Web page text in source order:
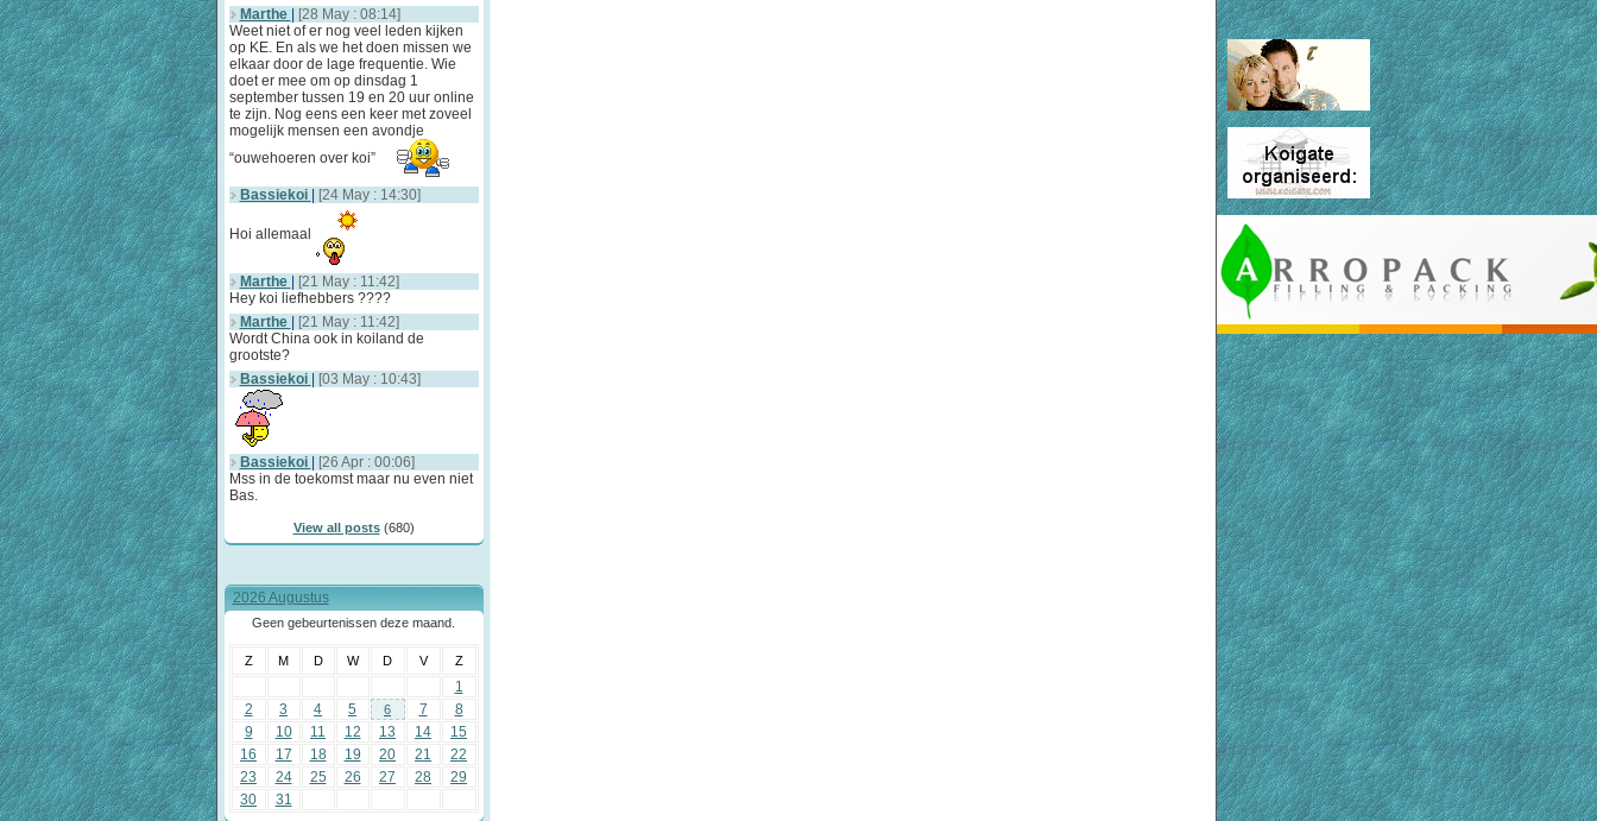
Marthe
[28 May : 08:14]
Weet niet of er nog veel leden kijken
op KE. En als we het doen missen we
elkaar door de lage frequentie. Wie
doet er mee om op dinsdag 1
september tussen 19 en 20 uur online
te zijn. Nog eens een keer met zoveel
mogelijk mensen een avondje
“ouwehoeren over koi”
Bassiekoi [24 May : 14:30]
Hoi allemaal
Marthe
[21 May : 11:42]
Hey koi liefhebbers ????
Marthe
[21 May : 11:42]
Wordt China ook in koiland de
grootste?
Bassiekoi
[03 May : 10:43]
Bassiekoi
[26 Apr : 00:06]
Mss in de toekomst maar nu even niet
Bas.
View all posts(680)
2026 Augustus
Geen gebeurtenissen deze maand.
Z M D W D V Z
1
2
3 4 5 6 7
8
9
10 11 12 13 14
15
16
17 18 19 20 21
22
23
24 25 26 27 28
29
30
31